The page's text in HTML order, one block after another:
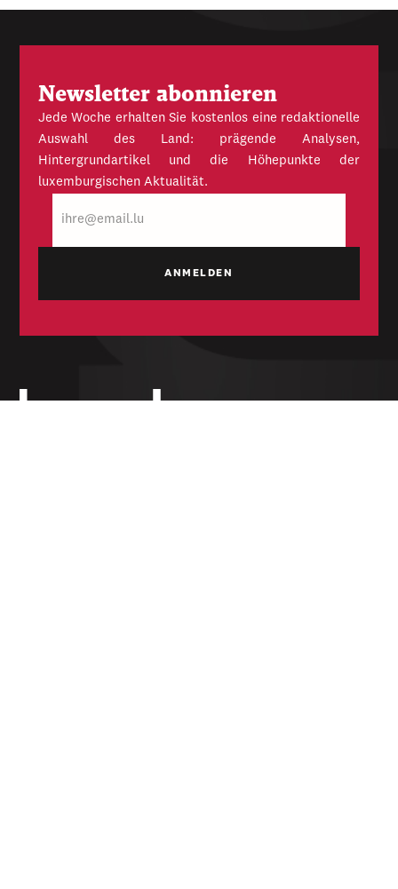
Newsletter abonnieren
Jede Woche erhalten Sie kostenlos eine redaktionelle
Auswahl des Land: prägende Analysen,
Hintergrundartikel und die Höhepunkte der
luxemburgischen Aktualität.
Mail